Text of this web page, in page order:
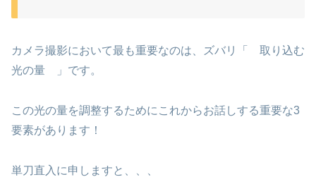
カメラ撮影において最も重要なのは、ズバリ「 取り込む
光の量 」です。
この光の量を調整するためにこれからお話しする重要な3
要素があります！
単刀直入に申しますと、、、